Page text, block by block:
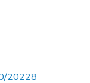
20228